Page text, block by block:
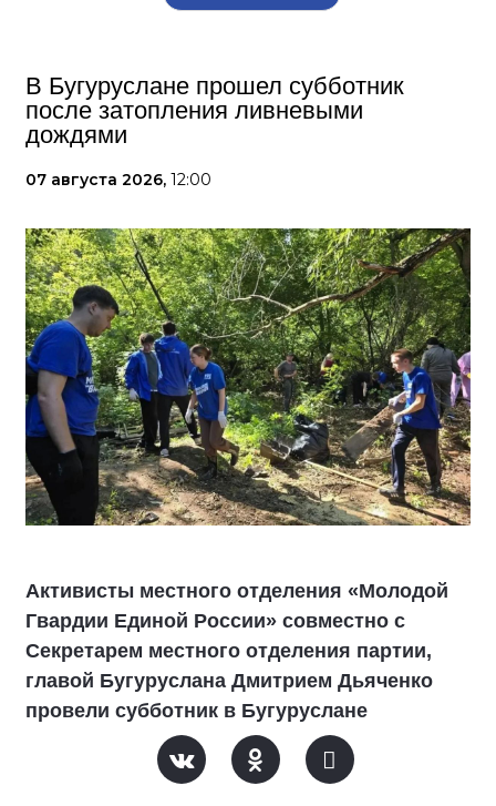
В Бугуруслане прошел субботник
после затопления ливневыми
дождями
07 августа 2026, 12:00
Активисты местного отделения «Молодой
Гвардии Единой России» совместно с
Секретарем местного отделения партии,
главой Бугуруслана Дмитрием Дьяченко
провели субботник в Бугуруслане